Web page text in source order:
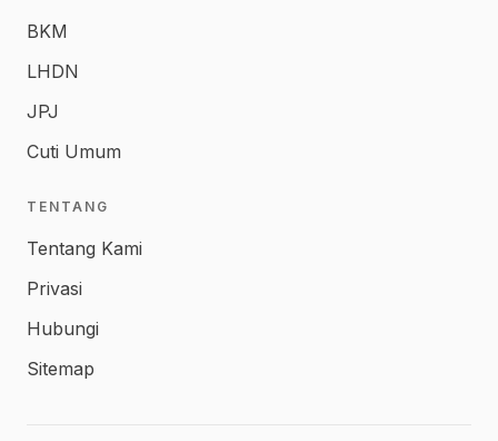
BKM
LHDN
JPJ
Cuti Umum
TENTANG
Tentang Kami
Privasi
Hubungi
Sitemap